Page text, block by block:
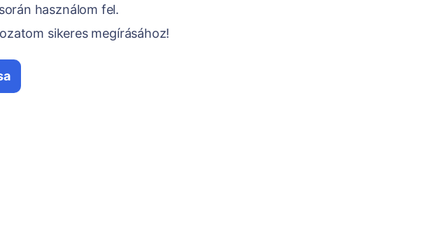
használom fel.
sikeres megírásához!